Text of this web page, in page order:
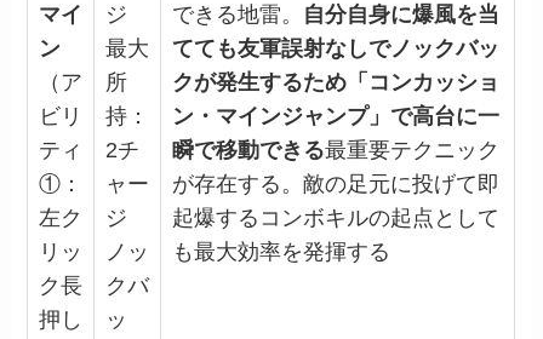
マイ
ン
（ア
ビリ
ティ
①：
左ク
リッ
ク長
押し
ジ
最大
所
持：
2チ
ャー
ジ
ノッ
クバ
ッ
できる地雷。 自分自身に爆風を当
てても友軍誤射なしでノックバッ
クが発生するため「コンカッショ
ン・マインジャンプ」で高台に一
瞬で移動できる最重要テクニック
が存在する。敵の足元に投げて即
起爆するコンボキルの起点として
も最大効率を発揮する